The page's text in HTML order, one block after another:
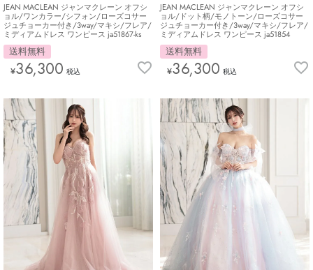
JEAN MACLEAN ジャンマクレーン オフシ
ョル/ワンカラー/シフォン/ローズコサー
ジュチョーカー付き/3way/マキシ/フレア/
ミディアムドレス ワンピース ja51867-ks
送料無料
¥36,300 税込
JEAN MACLEAN ジャンマクレーン オフシ
ョル/ドット柄/モノトーン/ローズコサー
ジュチョーカー付き/3way/マキシ/フレア/
ミディアムドレス ワンピース ja51854
送料無料
¥36,300 税込